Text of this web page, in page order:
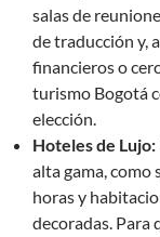
salas de
de traducción y,
financieros o
turismo Bogotá
elección.
Hoteles de Lujo:
alta gama, como
horas y
decoradas. Para